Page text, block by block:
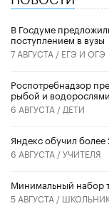
В Госдуме
поступлением в вузы
7 АВГУСТА / ЕГЭ И ОГЭ
Роспотребнадзор
рыбой и
6 АВГУСТА / ДЕТИ
​Яндекс обучил более
6 АВГУСТА /УЧИТЕЛЯ
Минимальный набор
5 АВГУСТА /